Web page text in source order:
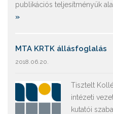
publikációs teljesítményük
»
MTA KRTK állásfoglalás
2018.06.20.
Tisztelt
intézeti
kutatói